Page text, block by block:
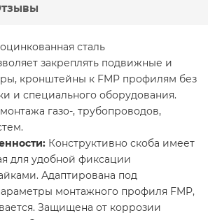
сталь
закреплять подвижные и
кронштейны к FMP профилям без
и специального оборудования.
газо-, трубопроводов,
Конструктивно скоба имеет
для удобной фиксации
Адаптирована под
монтажного профиля FMP,
Защищена от коррозии